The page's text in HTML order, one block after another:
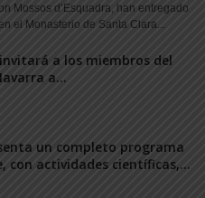
Mossos d’Esquadra, han entregado
el Monasterio de Santa Clara...
a los miembros del
a...
un completo programa
con actividades científicas,...